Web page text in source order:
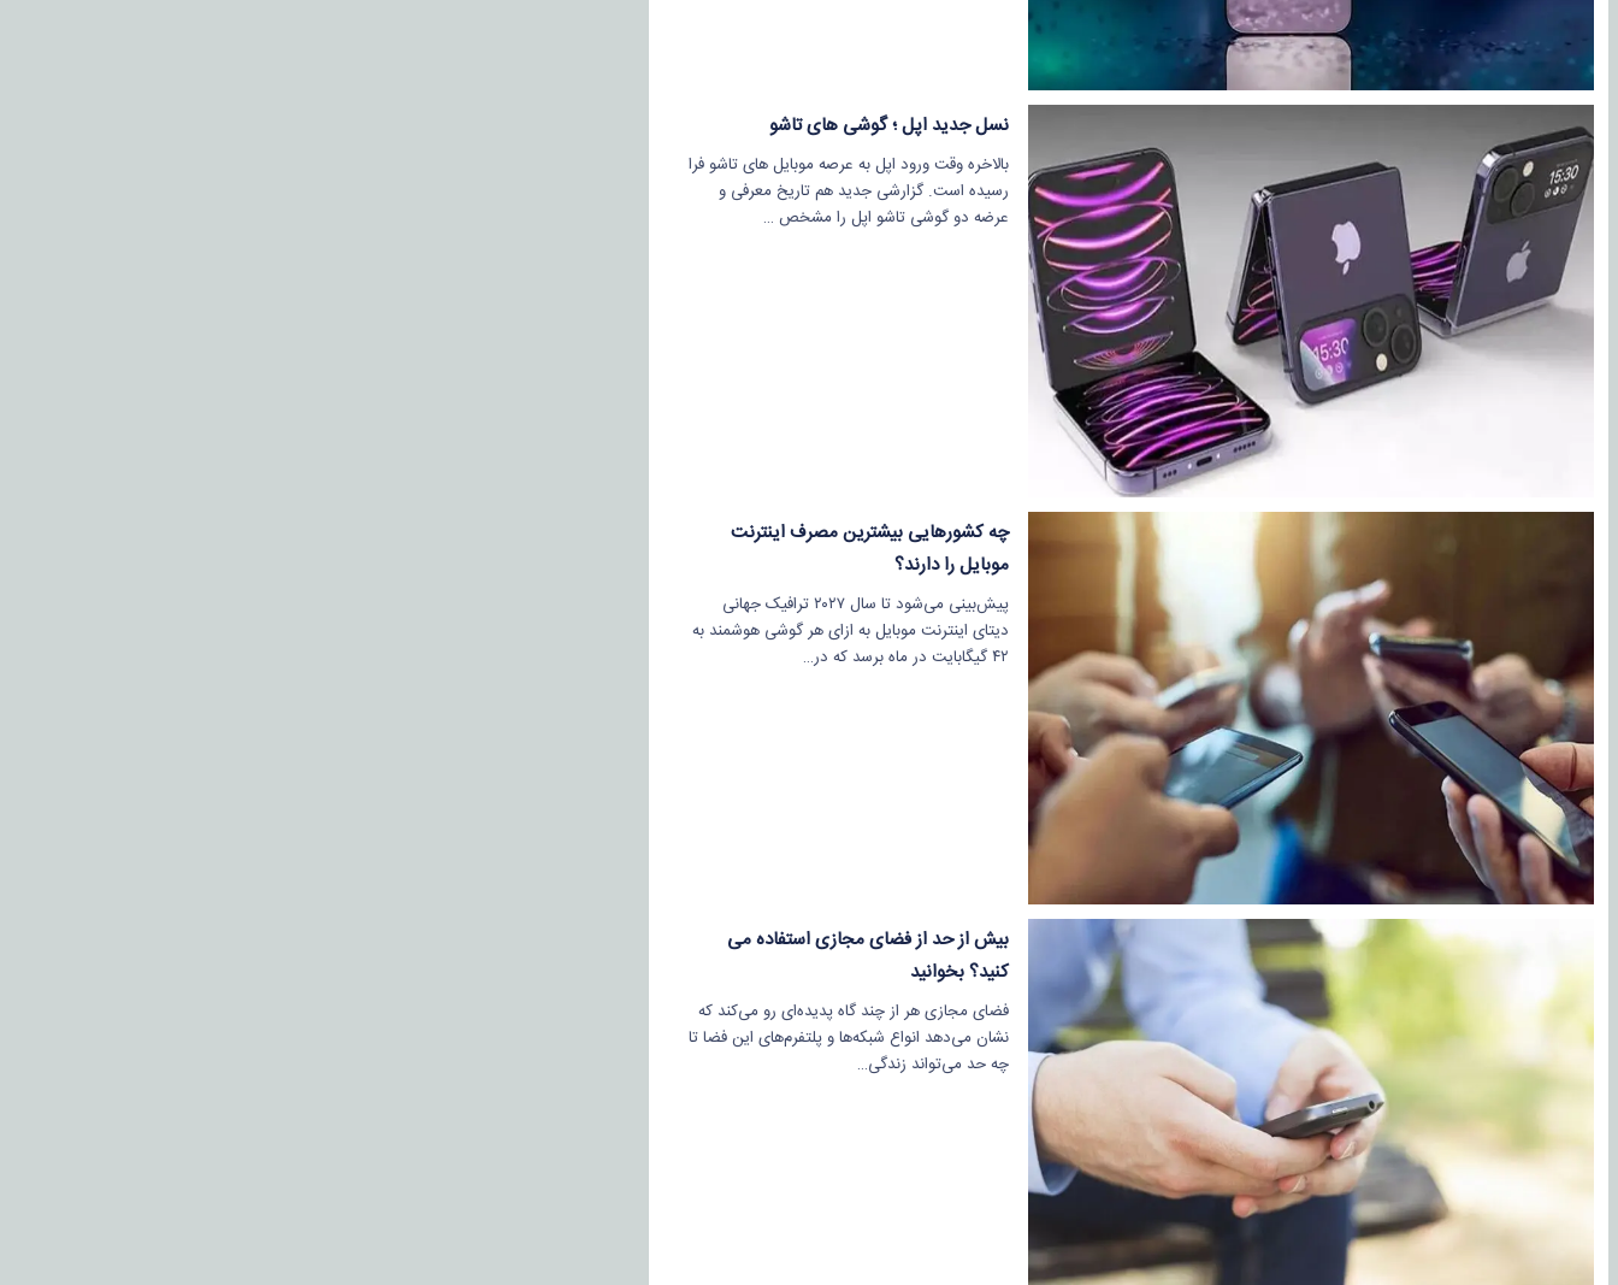
نسل جدید اپل ؛ گوشی های تاشو
بالاخره وقت ورود اپل به عرصه موبایل های تاشو فرا
رسیده است. گزارشی جدید هم تاریخ معرفی و
عرضه دو گوشی تاشو اپل را مشخص …
چه کشور‌هایی بیشترین مصرف اینترنت
موبایل را دارند؟
پیش‌بینی می‌شود تا سال ۲۰۲۷ ترافیک جهانی
دیتای اینترنت موبایل به ازای هر گوشی هوشمند به
۴۲ گیگابایت در ماه برسد که در…
بیش از حد از فضای مجازی استفاده می
کنید؟ بخوانید
فضای مجازی هر از چند گاه پدیده‌ای رو می‌کند که
نشان می‌دهد انواع شبکه‌ها و پلتفرم‌های این فضا تا
چه حد می‌تواند زندگی…